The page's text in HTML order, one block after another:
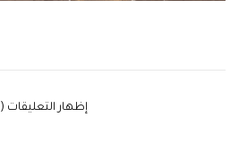
‫إظهار التعليقات (2)